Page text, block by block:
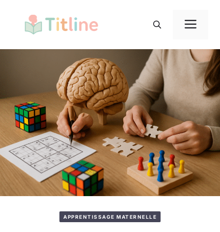
contenu
APPRENTISSAGE MATERNELLE